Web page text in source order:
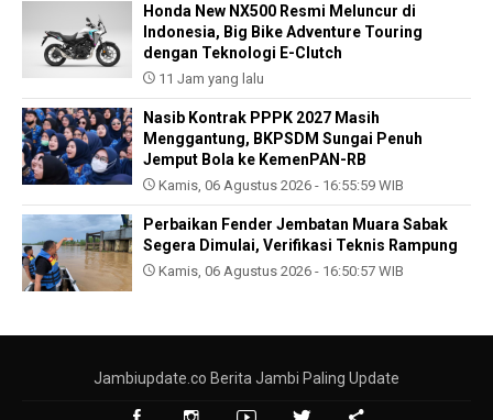
Honda New NX500 Resmi Meluncur di
Indonesia, Big Bike Adventure Touring
dengan Teknologi E-Clutch
11 Jam yang lalu
Nasib Kontrak PPPK 2027 Masih
Menggantung, BKPSDM Sungai Penuh
Jemput Bola ke KemenPAN-RB
Kamis, 06 Agustus 2026 - 16:55:59 WIB
Perbaikan Fender Jembatan Muara Sabak
Segera Dimulai, Verifikasi Teknis Rampung
Kamis, 06 Agustus 2026 - 16:50:57 WIB
Jambiupdate.co Berita Jambi Paling Update